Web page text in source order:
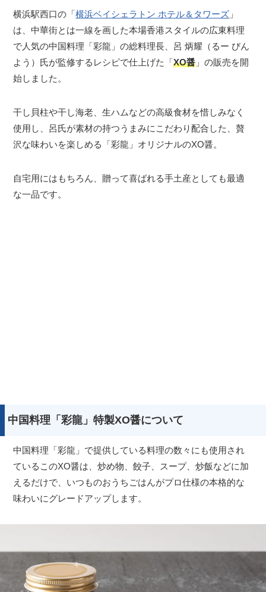
横浜駅西口の「横浜ベイシェラトン ホテル＆タワーズ 」
は、中華街とは一線を画した本場香港スタイルの広東料理
で人気の中国料理「彩龍」の総料理長、呂 炳耀（るー びん
よう）氏が監修するレシピで仕上げた「XO醤 」の販売を開
始しました。
干し貝柱や干し海老、生ハムなどの高級食材を惜しみなく
使用し、呂氏が素材の持つうまみにこだわり配合した、贅
沢な味わいを楽しめる「彩龍」オリジナルのXO醤。
自宅用にはもちろん、贈って喜ばれる手土産としても最適
な一品です。
中国料理「彩龍」特製XO醤について
中国料理「彩龍」で提供している料理の数々にも使用され
ているこのXO醤は、炒め物、餃子、スープ、炒飯などに加
えるだけで、いつものおうちごはんがプロ仕様の本格的な
味わいにグレードアップします。